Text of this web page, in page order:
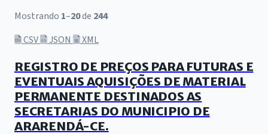
Mostrando 1–20de 244
CSV
JSON XML
REGISTRO DE PREÇOS PARA FUTURAS E
EVENTUAIS AQUISIÇÕES DE MATERIAL
PERMANENTE DESTINADOS AS
SECRETARIAS DO MUNICIPIO DE
ARARENDÁ-CE.